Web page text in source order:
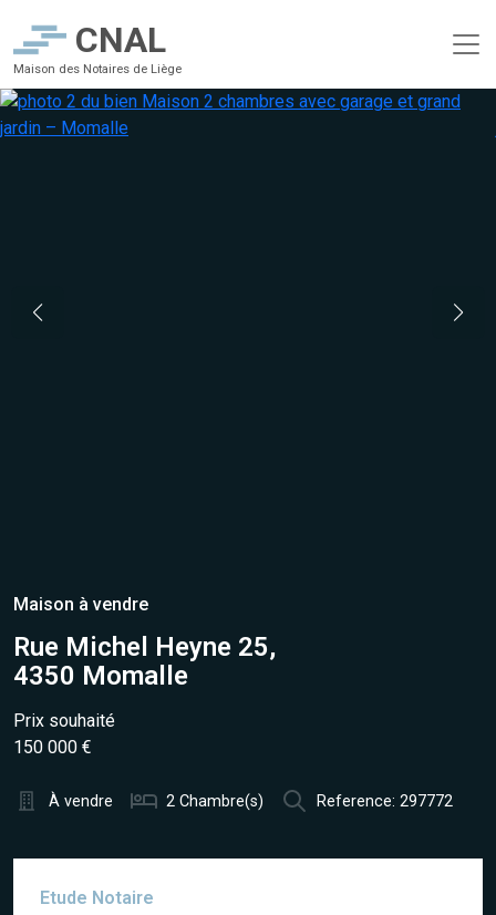
CNAL
Maison des Notaires de Liège
Maison à vendre
Rue Michel Heyne 25,
4350 Momalle
Prix souhaité
150 000 €
À vendre 2 Chambre(s) Reference: 297772
Etude Notaire